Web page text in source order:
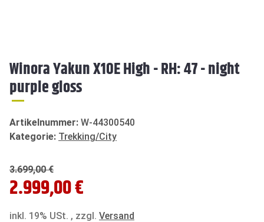
Winora Yakun X10E High - RH: 47 - night
purple gloss
Artikelnummer: W-44300540
Kategorie: Trekking/City
3.699,00 €
2.999,00 €
inkl. 19% USt. , zzgl. Versand